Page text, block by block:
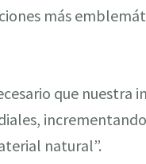
más
que nuestra
natural”.